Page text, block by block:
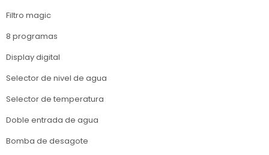
Filtro magic
8 programas
Display digital
Selector de nivel de agua
Selector de temperatura
Doble entrada de agua
Bomba de desagote